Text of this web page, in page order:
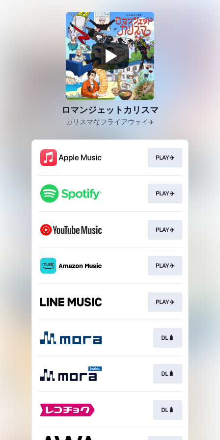
ロマンジェットカリスマ
カリスマなフライアウェイ✈️
PLAY✈️
PLAY✈️
PLAY✈️
PLAY✈️
PLAY✈️
DL🧳
DL🧳
DL🧳